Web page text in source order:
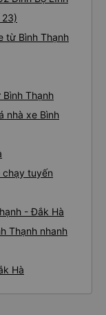
từ Bình Thạnh
Thạnh
nhà xe Bình
chạy tuyến
- Đắk Hà
Thạnh nhanh
Hà